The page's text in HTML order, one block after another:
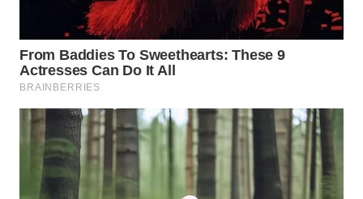
INDRAMAYU
WN
KUNINGAN
WN
MAJALENGKA
WN
SUBANG